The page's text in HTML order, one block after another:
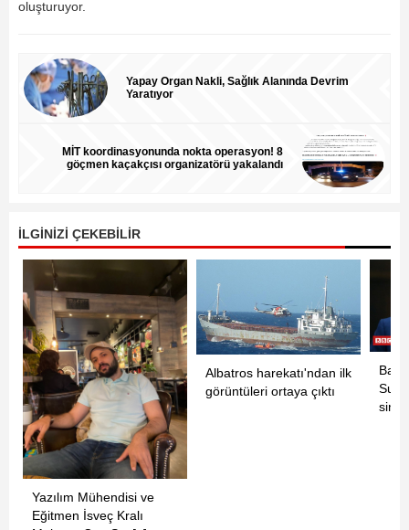
oluşturuyor.
Yapay Organ Nakli, Sağlık Alanında Devrim
Yaratıyor
MİT koordinasyonunda nokta operasyon! 8
göçmen kaçakçısı organizatörü yakalandı
İLGİNİZİ ÇEKEBİLİR
Yazılım Mühendisi ve
Eğitmen İsveç Kralı
Albatros harekatı'ndan ilk
görüntüleri ortaya çıktı